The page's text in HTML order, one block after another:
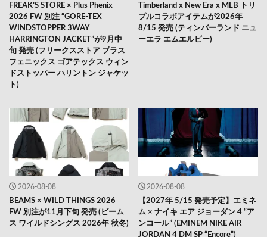
FREAK’S STORE × Plus Phenix
2026 FW 別注 “GORE-TEX
WINDSTOPPER 3WAY
HARRINGTON JACKET”が9月中
旬 発売 (フリークスストア プラス
フェニックス ゴアテックス ウィン
ドストッパー ハリントン ジャケッ
ト)
Timberland x New Era x MLB トリ
プルコラボアイテムが2026年
8/15 発売 (ティンバーランド ニュ
ーエラ エムエルビー)
2026-08-08
BEAMS × WILD THINGS 2026
FW 別注が11月下旬 発売 (ビーム
ス ワイルドシングス 2026年 秋冬)
2026-08-08
【2027年 5/15 発売予定】エミネ
ム × ナイキ エア ジョーダン 4 “ア
ンコール” (EMINEM NIKE AIR
JORDAN 4 DM SP “Encore”)